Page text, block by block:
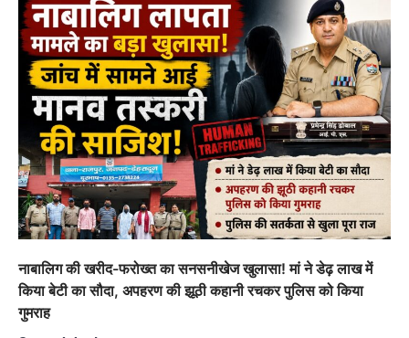
नाबालिग की खरीद-फरोख्त का सनसनीखेज खुलासा! मां ने डेढ़ लाख में
किया बेटी का सौदा, अपहरण की झूठी कहानी रचकर पुलिस को किया
गुमराह